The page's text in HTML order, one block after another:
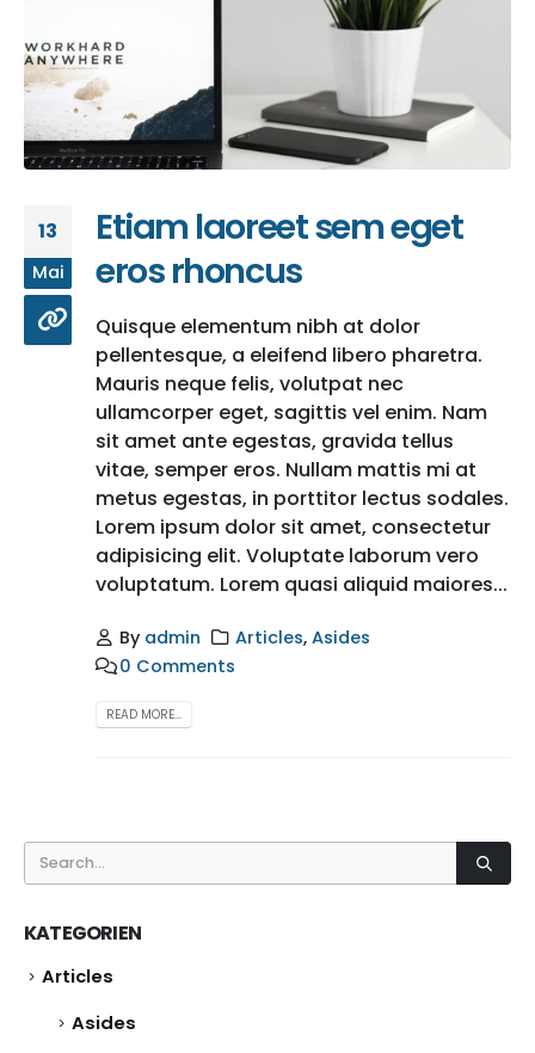
13
Mai
Etiam laoreet sem eget
eros rhoncus
Quisque elementum nibh at dolor
pellentesque, a eleifend libero pharetra.
Mauris neque felis, volutpat nec
ullamcorper eget, sagittis vel enim. Nam
sit amet ante egestas, gravida tellus
vitae, semper eros. Nullam mattis mi at
metus egestas, in porttitor lectus sodales.
Lorem ipsum dolor sit amet, consectetur
adipisicing elit. Voluptate laborum vero
voluptatum. Lorem quasi aliquid maiores...
By admin Articles, Asides
0 Comments
READ MORE...
KATEGORIEN
Articles
Asides